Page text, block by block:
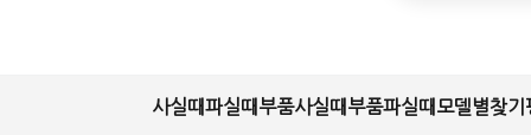
사실때파실때 부품사실때 부품파실때 모델별찾기